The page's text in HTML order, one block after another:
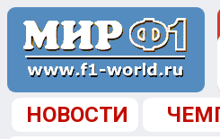
НОВОСТИ